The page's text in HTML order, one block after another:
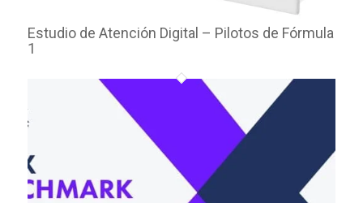
Estudio de Atención Digital – Pilotos de Fórmula
1